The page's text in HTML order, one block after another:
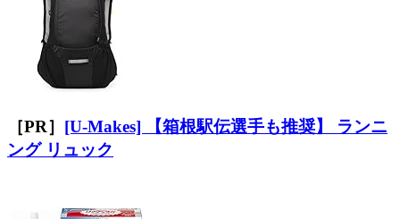
［PR］ [U-Makes] 【箱根駅伝選手も推奨】 ランニ
ング リュック